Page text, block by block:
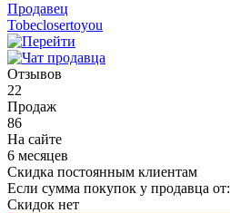
Продавец
Tobeclosertoyou
Отзывов
22
Продаж
86
На сайте
6 месяцев
Скидка постоянным клиентам
Если сумма покупок у продавца от:
Скидок нет